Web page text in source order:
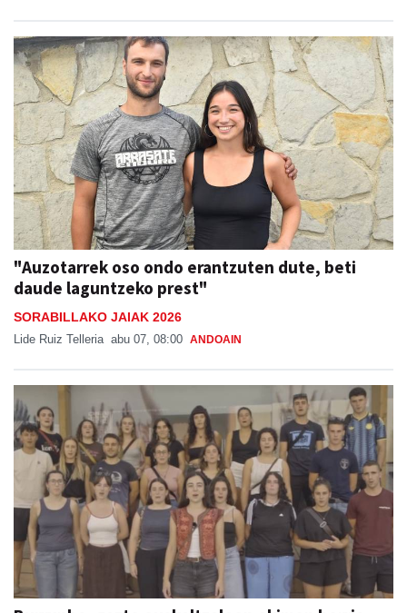
"Auzotarrek oso ondo erantzuten dute, beti
daude laguntzeko prest"
SORABILLAKO JAIAK 2026
Lide Ruiz Telleria abu 07, 08:00 ANDOAIN